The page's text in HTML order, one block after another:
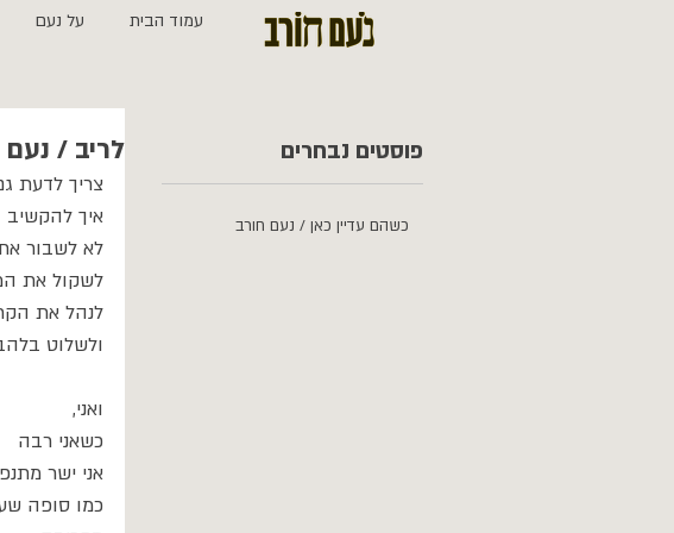
עמוד הבית על נעם
לריב /
צריך לדעת
איך להקשיב
לא לשבור
לשקול את
לנהל את
ולשלוט
ואני,
כשאני רבה
אני ישר
כמו סופה
פוסטים נבחרים
כשהם עדיין כאן / נעם חורב